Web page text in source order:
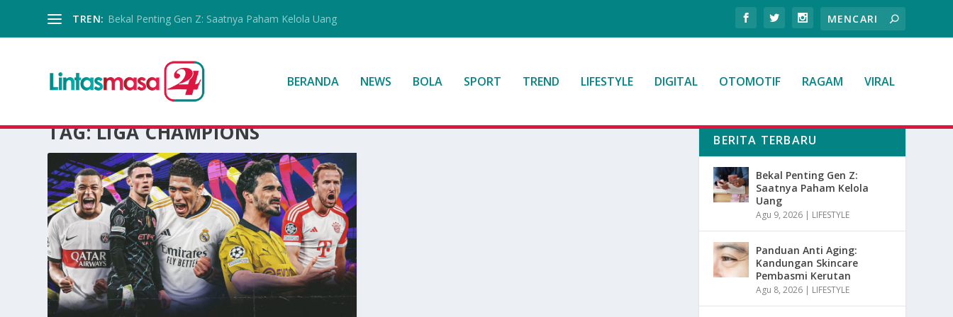
TREN: Bekal Penting Gen Z: Saatnya Paham Kelola Uang
BERANDA NEWS BOLA SPORT TREND LIFESTYLE DIGITAL OTOMOTIF RAGAM VIRAL
TAG:LIGA CHAMPIONS BERITA TERBARU
Bekal Penting Gen Z:
Saatnya Paham Kelola
Uang
Agu 9, 2026 | LIFESTYLE
Panduan Anti Aging:
Kandungan Skincare
Pembasmi Kerutan
Agu 8, 2026 | LIFESTYLE